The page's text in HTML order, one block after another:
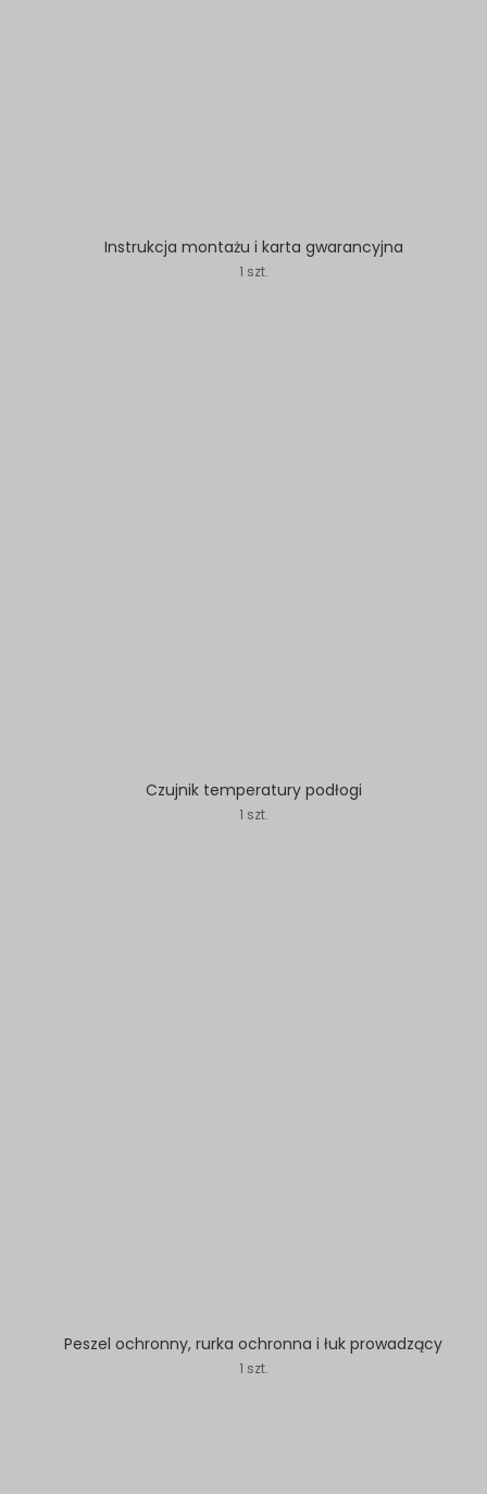
Instrukcja montażu i karta gwarancyjna
1 szt.
Czujnik temperatury podłogi
1 szt.
Peszel ochronny, rurka ochronna i łuk prowadzący
1 szt.